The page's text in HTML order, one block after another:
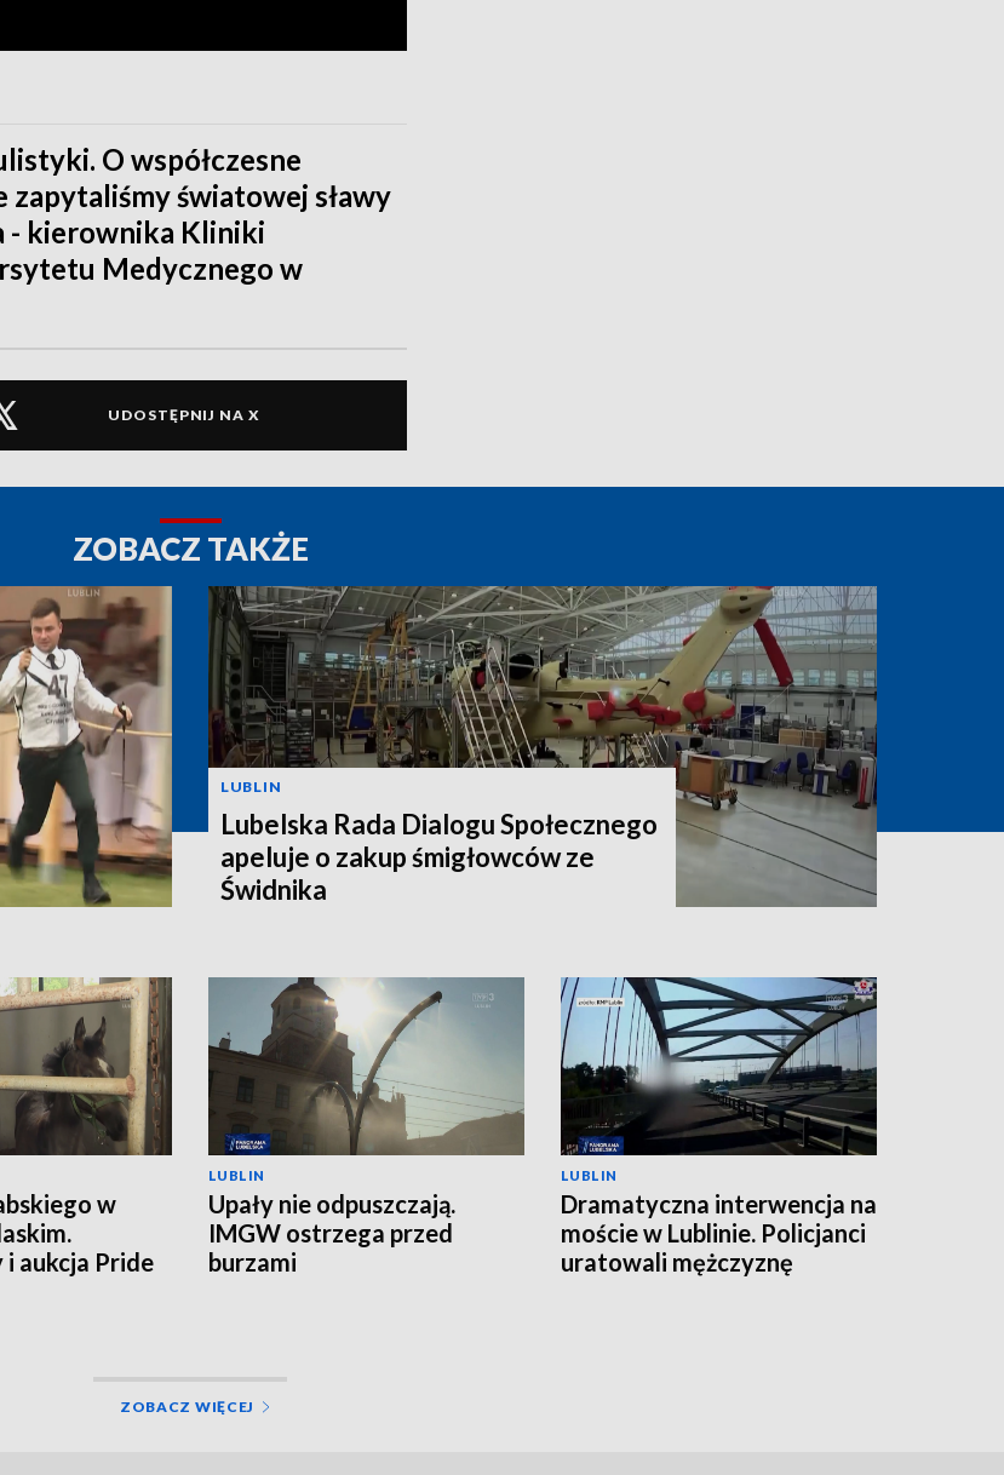
O współczesne
światowej sławy
- kierownika Kliniki
Medycznego w
UDOSTĘPNIJ NA X
ZOBACZ TAKŻE
LUBLIN
Lubelska Rada Dialogu Społecznego
apeluje o zakup śmigłowców ze
Świdnika
w
aukcja Pride
LUBLIN
Upały nie odpuszczają.
IMGW ostrzega przed
burzami
LUBLIN
Dramatyczna interwencja na
moście w Lublinie. Policjanci
uratowali mężczyznę
ZOBACZ WIĘCEJ